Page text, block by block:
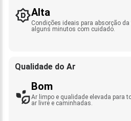
Alta
Condições ideais para absorção
alguns minutos com cuidado.
Qualidade do Ar
Bom
Ar limpo e qualidade elevada para
ar livre e caminhadas.